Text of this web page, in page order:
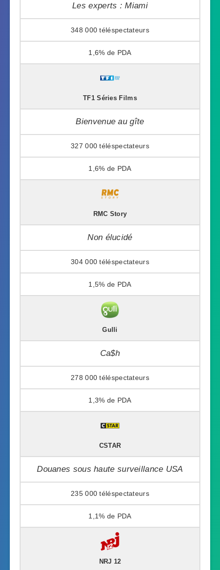
Les experts : Miami
348 000
1,6%
TF1 Séries Films
Bienvenue au gîte
327 000
1,6%
RMC Story
Non élucidé
304 000
1,5%
Gulli
Ca$h
278 000
1,3%
CSTAR
Douanes sous haute surveillance USA
235 000
1,1%
NRJ 12